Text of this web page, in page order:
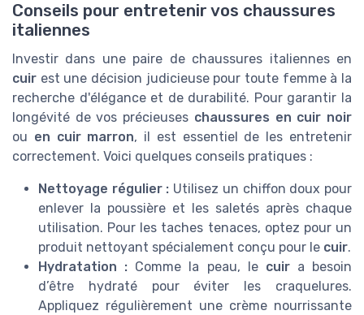
Conseils pour entretenir vos chaussures
italiennes
Investir dans une paire de chaussures italiennes en
cuir est une décision judicieuse pour toute femme à la
recherche d'élégance et de durabilité. Pour garantir la
longévité de vos précieuses chaussures en cuir noir
ou en cuir marron, il est essentiel de les entretenir
correctement. Voici quelques conseils pratiques :
Nettoyage régulier : Utilisez un chiffon doux pour
enlever la poussière et les saletés après chaque
utilisation. Pour les taches tenaces, optez pour un
produit nettoyant spécialement conçu pour le cuir.
Hydratation : Comme la peau, le cuira besoin
d’être hydraté pour éviter les craquelures.
Appliquez régulièrement une crème nourrissante